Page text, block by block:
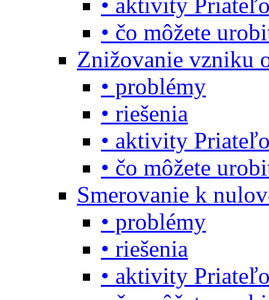
• čo môžete
Znižovanie vzniku
• problémy
• riešenia
• aktivity
• čo môžete
Smerovanie k
• problémy
• riešenia
• aktivity